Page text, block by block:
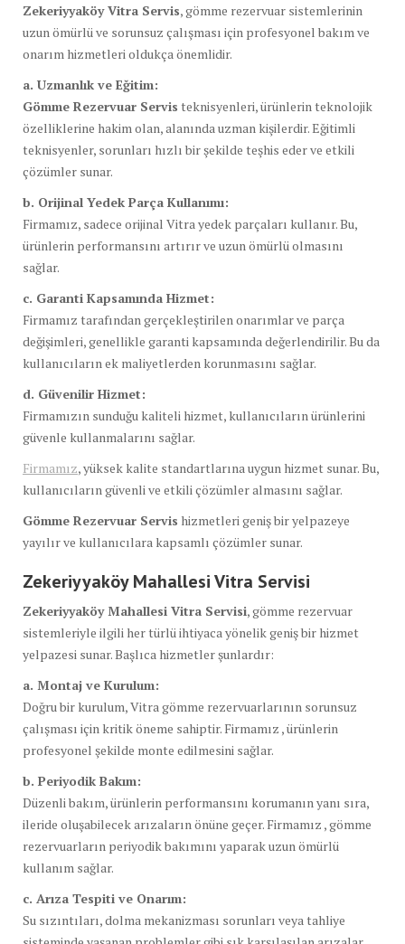
Zekeriyyaköy Vitra Servis, gömme rezervuar sistemlerinin
uzun ömürlü ve sorunsuz çalışması için profesyonel bakım ve
onarım hizmetleri oldukça önemlidir.
a. Uzmanlık ve Eğitim:
Gömme Rezervuar Servis teknisyenleri, ürünlerin teknolojik
özelliklerine hakim olan, alanında uzman kişilerdir. Eğitimli
teknisyenler, sorunları hızlı bir şekilde teşhis eder ve etkili
çözümler sunar.
b. Orijinal Yedek Parça Kullanımı:
Firmamız, sadece orijinal Vitra yedek parçaları kullanır. Bu,
ürünlerin performansını artırır ve uzun ömürlü olmasını
sağlar.
c. Garanti Kapsamında Hizmet:
Firmamız tarafından gerçekleştirilen onarımlar ve parça
değişimleri, genellikle garanti kapsamında değerlendirilir. Bu da
kullanıcıların ek maliyetlerden korunmasını sağlar.
d. Güvenilir Hizmet:
Firmamızın sunduğu kaliteli hizmet, kullanıcıların ürünlerini
güvenle kullanmalarını sağlar.
Firmamız, yüksek kalite standartlarına uygun hizmet sunar. Bu,
kullanıcıların güvenli ve etkili çözümler almasını sağlar.
Gömme Rezervuar Servis hizmetleri geniş bir yelpazeye
yayılır ve kullanıcılara kapsamlı çözümler sunar.
Zekeriyyaköy Mahallesi Vitra Servisi
Zekeriyyaköy Mahallesi Vitra Servisi, gömme rezervuar
sistemleriyle ilgili her türlü ihtiyaca yönelik geniş bir hizmet
yelpazesi sunar. Başlıca hizmetler şunlardır:
a. Montaj ve Kurulum:
Doğru bir kurulum, Vitra gömme rezervuarlarının sorunsuz
çalışması için kritik öneme sahiptir. Firmamız , ürünlerin
profesyonel şekilde monte edilmesini sağlar.
b. Periyodik Bakım:
Düzenli bakım, ürünlerin performansını korumanın yanı sıra,
ileride oluşabilecek arızaların önüne geçer. Firmamız , gömme
rezervuarların periyodik bakımını yaparak uzun ömürlü
kullanım sağlar.
c. Arıza Tespiti ve Onarım:
Su sızıntıları, dolma mekanizması sorunları veya tahliye